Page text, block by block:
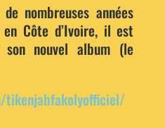
nombreuses années
Côte d’Ivoire, il est
son nouvel album (le